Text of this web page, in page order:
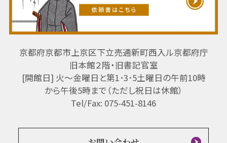
京都府京都市上京区下立売通新町西入ル京都府庁
旧本館２階・旧書記官室
[開館日] 火～金曜日と第1･3･5土曜日の午前10時
から午後5時まで（ただし祝日は休館）
Tel/Fax: 075-451-8146